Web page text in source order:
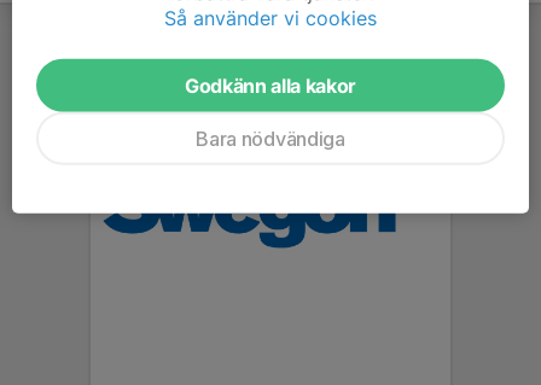
Så använder vi cookies
Godkänn alla kakor
Bara nödvändiga